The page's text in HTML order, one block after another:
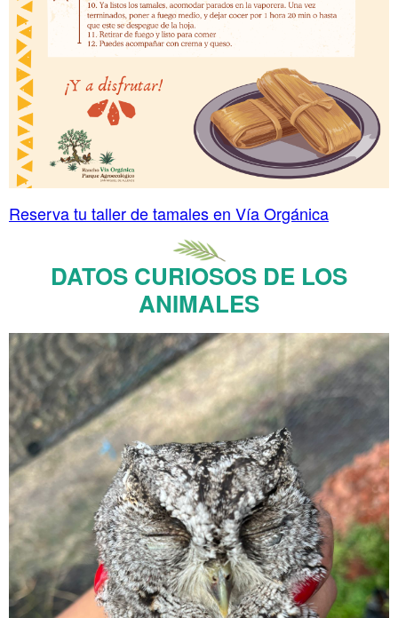
Reserva tu taller de tamales en Vía Orgánica
DATOS CURIOSOS DE LOS
ANIMALES